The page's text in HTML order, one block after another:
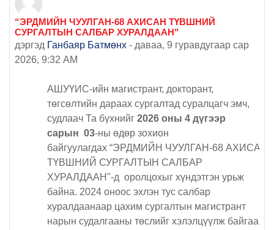
“ЭРДМИЙН ЧУУЛГАН-68 АХИСАН ТҮВШНИЙ
СУРГАЛТЫН САЛБАР ХУРАЛДААН"
дэргэд Ганбаяр Батмөнх - даваа, 9 гуравдугаар сар
2026, 9:32 AM
АШУҮИС-ийн магистрант, докторант,
төгсөлтийн дараах сургалтад суралцагч эмч,
судлаач Та бүхнийг 2026 оны 4 дүгээр
сарын 03-ны өдөр зохион
байгуулагдах “ЭРДМИЙН ЧУУЛГАН-68 АХИСАН
ТҮВШНИЙ СУРГАЛТЫН САЛБАР
ХУРАЛДААН"-д оролцохыг хүндэтгэн урьж
байна. 2024 оноос эхлэн тус салбар
хуралдаанаар цахим сургалтын магистрант
нарын судалгааны төслийг хэлэлцүүлж байгаа